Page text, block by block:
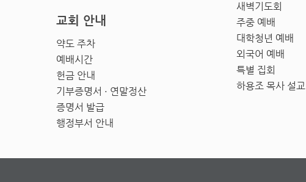
새벽기도회
주중 예배
대학청년 예배
외국어 예배
특별 집회
하용조 목사 설교
교회 안내
약도 주차
예배시간
헌금 안내
기부증명서 · 연말정산
증명서 발급
행정부서 안내